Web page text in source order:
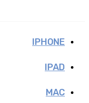
IPHONE
IPAD
MAC